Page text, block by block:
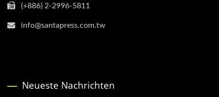
(+886) 2-2996-5811
info@santapress.com.tw
Neueste Nachrichten